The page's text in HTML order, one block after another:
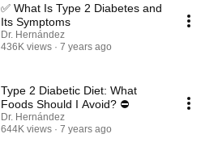
✅ What Is Type 2 Diabetes and
Its Symptoms
Dr. Hernández
436K views
7 years ago
Type 2 Diabetic Diet: What
Foods Should I Avoid? ⛔
Dr. Hernández
644K views
7 years ago